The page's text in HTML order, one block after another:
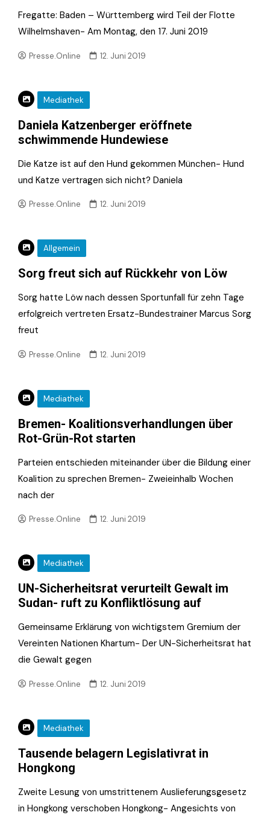
Fregatte: Baden – Württemberg wird Teil der Flotte
Wilhelmshaven- Am Montag, den 17. Juni 2019
Presse.Online 12. Juni 2019
Mediathek
Daniela Katzenberger eröffnete
schwimmende Hundewiese
Die Katze ist auf den Hund gekommen München- Hund
und Katze vertragen sich nicht? Daniela
Presse.Online 12. Juni 2019
Allgemein
Sorg freut sich auf Rückkehr von Löw
Sorg hatte Löw nach dessen Sportunfall für zehn Tage
erfolgreich vertreten Ersatz-Bundestrainer Marcus Sorg
freut
Presse.Online 12. Juni 2019
Mediathek
Bremen- Koalitionsverhandlungen über
Rot-Grün-Rot starten
Parteien entschieden miteinander über die Bildung einer
Koalition zu sprechen Bremen- Zweieinhalb Wochen
nach der
Presse.Online 12. Juni 2019
Mediathek
UN-Sicherheitsrat verurteilt Gewalt im
Sudan- ruft zu Konfliktlösung auf
Gemeinsame Erklärung von wichtigstem Gremium der
Vereinten Nationen Khartum- Der UN-Sicherheitsrat hat
die Gewalt gegen
Presse.Online 12. Juni 2019
Mediathek
Tausende belagern Legislativrat in
Hongkong
Zweite Lesung von umstrittenem Auslieferungsgesetz
in Hongkong verschoben Hongkong- Angesichts von